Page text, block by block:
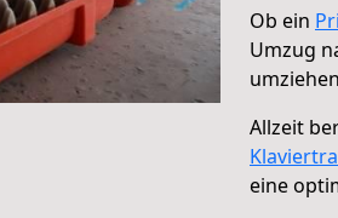
Ob ein
Umzug
Allzeit
eine